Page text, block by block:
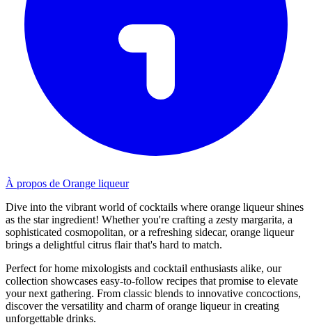
À propos de Orange liqueur
Dive into the vibrant world of cocktails where orange liqueur shines
as the star ingredient! Whether you're crafting a zesty margarita, a
sophisticated cosmopolitan, or a refreshing sidecar, orange liqueur
brings a delightful citrus flair that's hard to match.
Perfect for home mixologists and cocktail enthusiasts alike, our
collection showcases easy-to-follow recipes that promise to elevate
your next gathering. From classic blends to innovative concoctions,
discover the versatility and charm of orange liqueur in creating
unforgettable drinks.